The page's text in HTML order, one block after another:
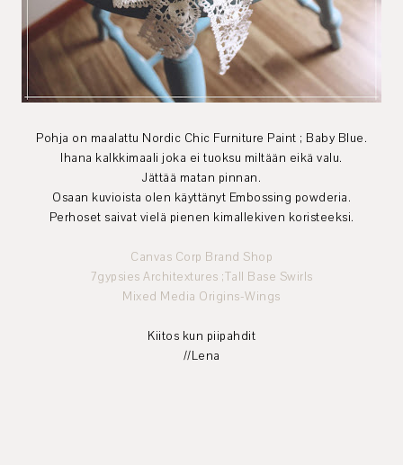
Pohja on maalattu Nordic Chic Furniture Paint ; Baby Blue.
Ihana kalkkimaali joka ei tuoksu miltään eikä valu.
Jättää matan pinnan.
Osaan kuvioista olen käyttänyt Embossing powderia.
Perhoset saivat vielä pienen kimallekiven koristeeksi.
Canvas Corp Brand Shop
7gypsies Architextures ;Tall Base Swirls
Mixed Media Origins-Wings
Kiitos kun piipahdit
//Lena